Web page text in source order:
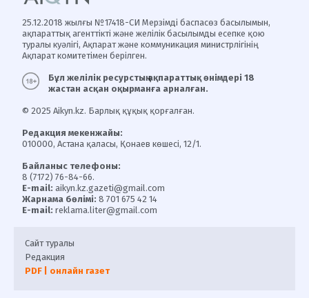
25.12.2018 жылғы №17418-СИ Мерзімді баспасөз басылымын,
ақпараттық агенттікті және желілік басылымды есепке қою
туралы куәлігі, Ақпарат және коммуникация министрлігінің
Ақпарат комитетімен берілген.
Бұл желілік ресурстың ақпараттық өнімдері 18
жастан асқан оқырманға арналған.
© 2025 Aikyn.kz. Барлық құқық қорғалған.
Редакция мекенжайы:
010000, Астана қаласы, Қонаев көшесі, 12/1.
Байланыс телефоны:
8 (7172) 76-84-66.
E-mail: aikyn.kz.gazeti@gmail.com
Жарнама бөлімі: 8 701 675 42 14
E-mail: reklama.liter@gmail.com
Сайт туралы
Редакция
PDF | онлайн газет